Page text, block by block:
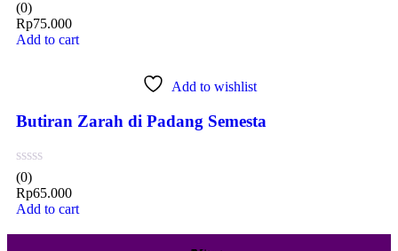
(0)
Rp75.000
Add to cart
Add to wishlist
Butiran Zarah di Padang Semesta
(0)
Rp65.000
Add to cart